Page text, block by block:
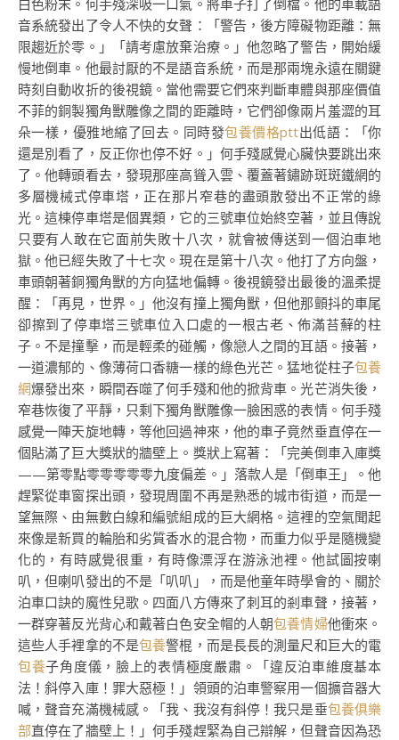
白色粉末。何手殘深吸一口氣。將車子打了倒檔。他的車載語
音系統發出了令人不快的女聲：「警告，後方障礙物距離：無
限趨近於零。」「請考慮放棄治療。」他忽略了警告，開始緩
慢地倒車。他最討厭的不是語音系統，而是那兩塊永遠在關鍵
時刻自動收折的後視鏡。當他需要它們來判斷車體與那座價值
不菲的銅製獨角獸雕像之間的距離時，它們卻像兩片羞澀的耳
朵一樣，優雅地縮了回去。同時發包養價格ptt出低語：「你
還是別看了，反正你也停不好。」何手殘感覺心臟快要跳出來
了。他轉頭看去，發現那座高聳入雲、覆蓋著鏽跡斑斑鐵網的
多層機械式停車塔，正在那片窄巷的盡頭散發出不正常的綠
光。這棟停車塔是個異類，它的三號車位始終空著，並且傳說
只要有人敢在它面前失敗十八次，就會被傳送到一個泊車地
獄。他已經失敗了十七次。現在是第十八次。他打了方向盤，
車頭朝著銅獨角獸的方向猛地偏轉。後視鏡發出最後的溫柔提
醒：「再見，世界。」他沒有撞上獨角獸，但他那顫抖的車尾
卻擦到了停車塔三號車位入口處的一根古老、佈滿苔蘚的柱
子。不是撞擊，而是輕柔的碰觸，像戀人之間的耳語。接著，
一道濃郁的、像薄荷口香糖一樣的綠色光芒。猛地從柱子包養
網爆發出來，瞬間吞噬了何手殘和他的掀背車。光芒消失後，
窄巷恢復了平靜，只剩下獨角獸雕像一臉困惑的表情。何手殘
感覺一陣天旋地轉，等他回過神來，他的車子竟然垂直停在一
個貼滿了巨大獎狀的牆壁上。獎狀上寫著：「完美倒車入庫獎
——第零點零零零零零九度偏差。」落款人是「倒車王」。他
趕緊從車窗探出頭，發現周圍不再是熟悉的城市街道，而是一
望無際、由無數白線和編號組成的巨大網格。這裡的空氣聞起
來像是新買的輪胎和劣質香水的混合物，而重力似乎是隨機變
化的，有時感覺很重，有時像漂浮在游泳池裡。他試圖按喇
叭，但喇叭發出的不是「叭叭」，而是他童年時學會的、關於
泊車口訣的魔性兒歌。四面八方傳來了刺耳的剎車聲，接著，
一群穿著反光背心和戴著白色安全帽的人朝包養情婦他衝來。
這些人手裡拿的不是包養警棍，而是長長的測量尺和巨大的電
包養子角度儀，臉上的表情極度嚴肅。「違反泊車維度基本
法！斜停入庫！罪大惡極！」領頭的泊車警察用一個擴音器大
喊，聲音充滿機械感。「我、我沒有斜停！我只是垂包養俱樂
部直停在了牆壁上！」何手殘趕緊為自己辯解，但聲音因為恐